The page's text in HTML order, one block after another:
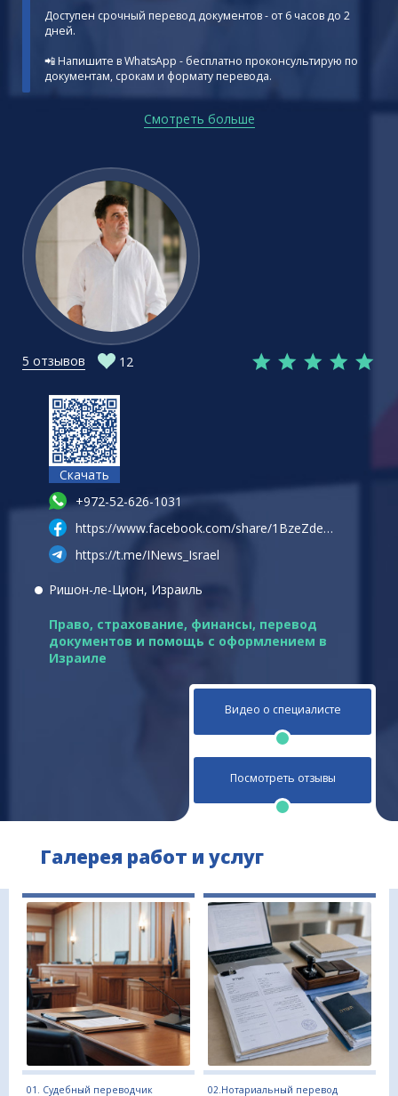
Доступен срочный перевод документов - от 6 часов до 2
дней.
📲 Напишите в WhatsApp - бесплатно проконсультирую по
документам, срокам и формату перевода.
Смотреть больше
5 отзывов 12
Скачать
+972-52-626-1031
https://www.facebook.com/share/1BzeZdeUXD/?mibextid=wwXIfr
https://t.me/INews_Israel
Ришон-ле-Цион, Израиль
Право, страхование, финансы, перевод
документов и помощь с оформлением в
Израиле
Видео о специалисте
Посмотреть отзывы
Галерея работ и услуг
01. Судебный переводчик
02.Нотариальный перевод